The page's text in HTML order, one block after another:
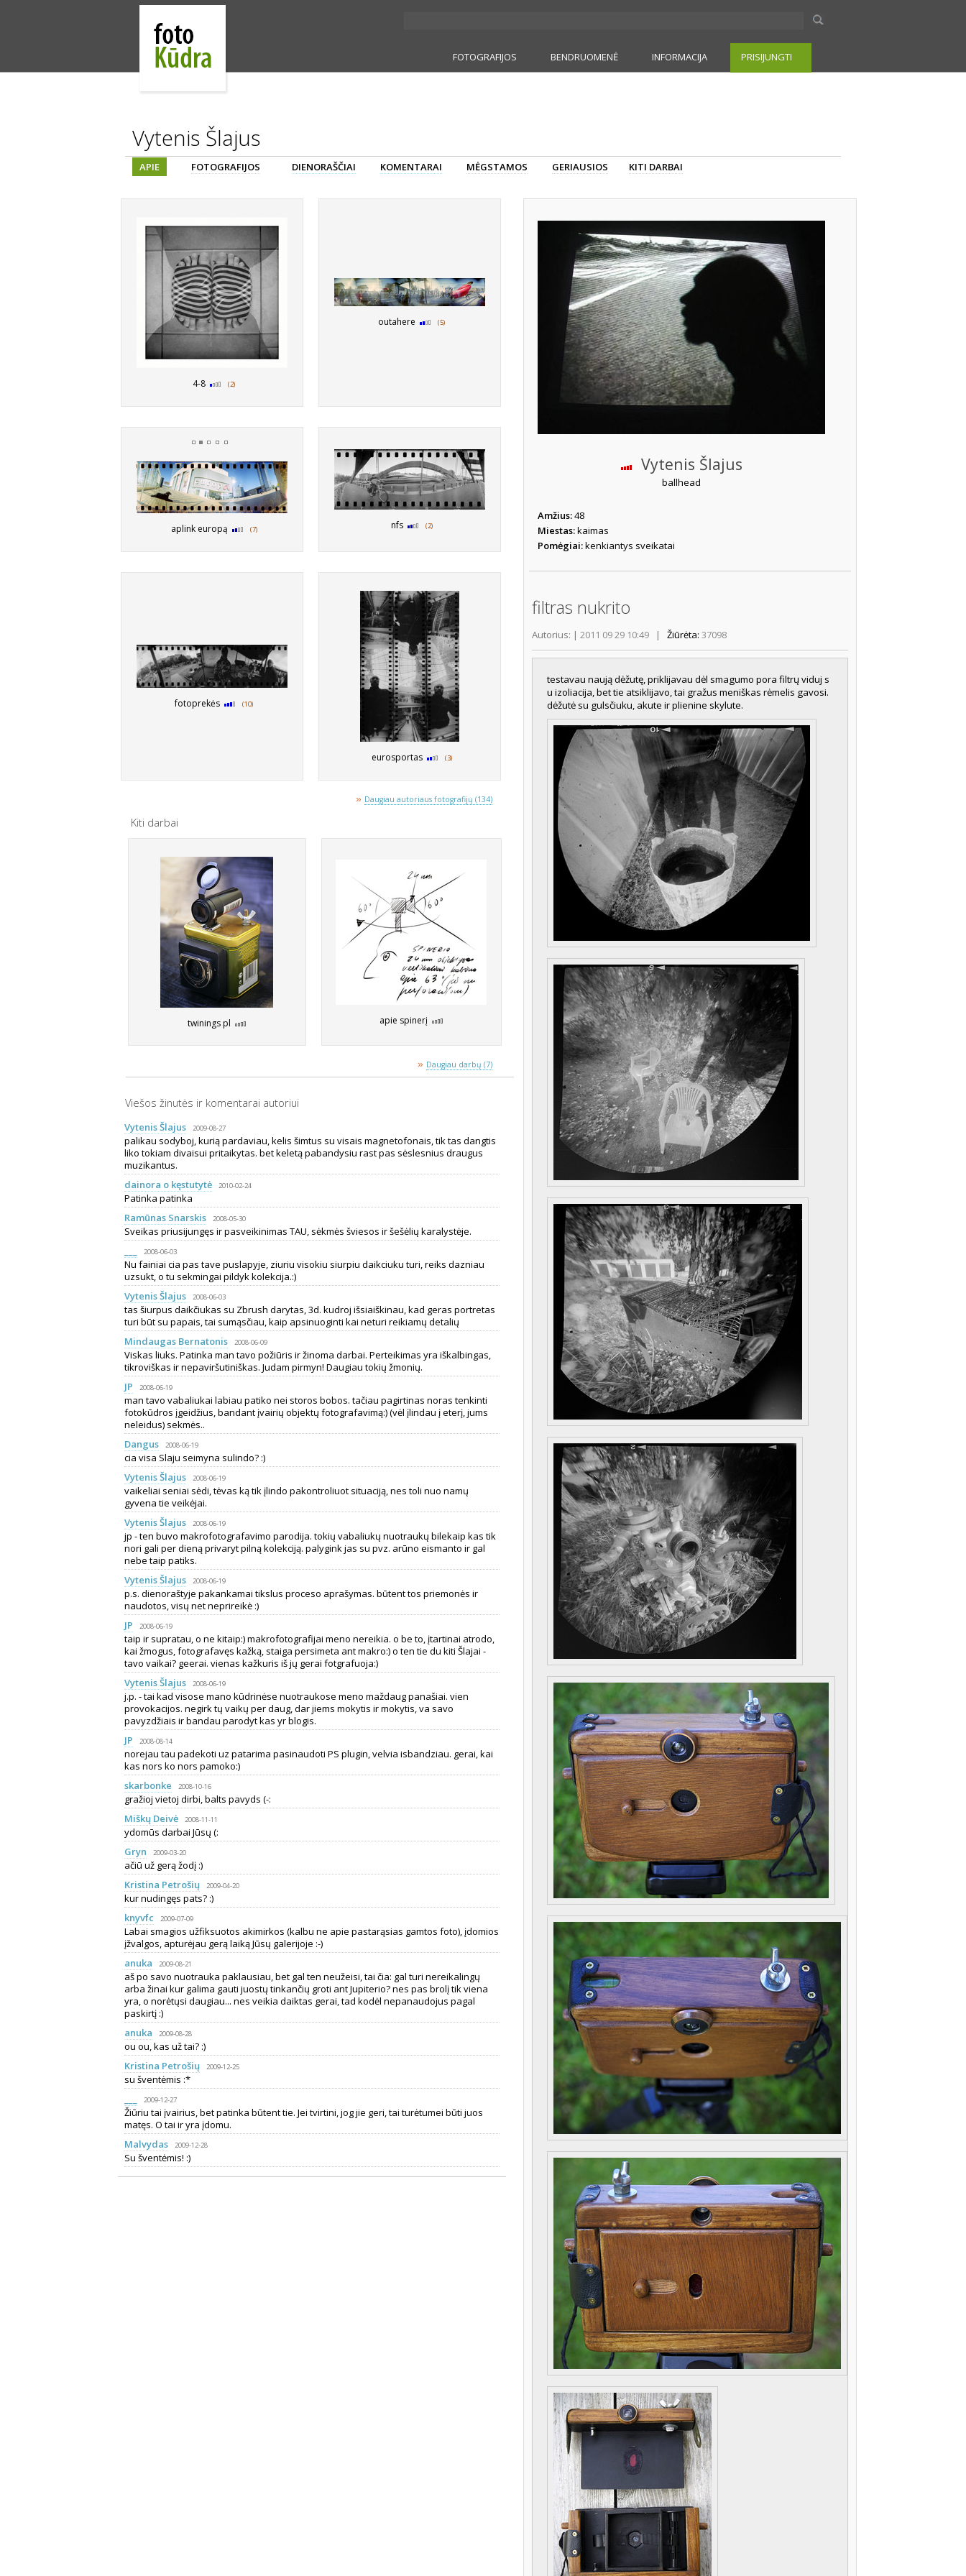
FOTOGRAFIJOS BENDRUOMENĖ INFORMACIJA PRISIJUNGTI
Vytenis Šlajus
APIE FOTOGRAFIJOS DIENORAŠČIAI KOMENTARAI MĖGSTAMOS GERIAUSIOS KITI DARBAI
4-8 (2)
outahere (5)
aplink europą (7) nfs (2)
fotoprekės (10)
eurosportas (3)
» Daugiau autoriaus fotografijų (134)
Kiti darbai
twinings pl apie spinerį
» Daugiau darbų (7)
Viešos žinutės ir komentarai autoriui
Vytenis Šlajus 2009-08-27
palikau sodyboj, kurią pardaviau, kelis šimtus su visais magnetofonais, tik tas dangtis
liko tokiam divaisui pritaikytas. bet keletą pabandysiu rast pas sėslesnius draugus
muzikantus.
dainora o kęstutytė
2010-02-24
Patinka patinka
Ramūnas Snarskis
2008-05-30
Sveikas priusijungęs ir pasveikinimas TAU, sėkmės šviesos ir šešėlių karalystėje.
2008-06-03
Nu fainiai cia pas tave puslapyje, ziuriu visokiu siurpiu daikciuku turi, reiks dazniau
uzsukt, o tu sekmingai pildyk kolekcija.:)
Vytenis Šlajus
2008-06-03
tas šiurpus daikčiukas su Zbrush darytas, 3d. kudroj išsiaiškinau, kad geras portretas
turi būt su papais, tai sumąsčiau, kaip apsinuoginti kai neturi reikiamų detalių
Mindaugas Bernatonis
2008-06-09
Viskas liuks. Patinka man tavo požiūris ir žinoma darbai. Perteikimas yra iškalbingas,
tikroviškas ir nepaviršutiniškas. Judam pirmyn! Daugiau tokių žmonių.
JP
2008-06-19
man tavo vabaliukai labiau patiko nei storos bobos. tačiau pagirtinas noras tenkinti
fotokūdros įgeidžius, bandant įvairių objektų fotografavimą:) (vėl įlindau į eterį, jums
neleidus) sekmės..
Dangus
2008-06-19
cia visa Slaju seimyna sulindo? :)
Vytenis Šlajus
2008-06-19
vaikeliai seniai sėdi, tėvas ką tik įlindo pakontroliuot situaciją, nes toli nuo namų
gyvena tie veikėjai.
Vytenis Šlajus
2008-06-19
jp - ten buvo makrofotografavimo parodija. tokių vabaliukų nuotraukų bilekaip kas tik
nori gali per dieną privaryt pilną kolekciją. palygink jas su pvz. arūno eismanto ir gal
nebe taip patiks.
Vytenis Šlajus
2008-06-19
p.s. dienoraštyje pakankamai tikslus proceso aprašymas. būtent tos priemonės ir
naudotos, visų net neprireikė :)
JP
2008-06-19
taip ir supratau, o ne kitaip:) makrofotografijai meno nereikia. o be to, įtartinai atrodo,
kai žmogus, fotografavęs kažką, staiga persimeta ant makro:) o ten tie du kiti Šlajai -
tavo vaikai? geerai. vienas kažkuris iš jų gerai fotgrafuoja:)
Vytenis Šlajus
2008-06-19
j.p. - tai kad visose mano kūdrinėse nuotraukose meno maždaug panašiai. vien
provokacijos. negirk tų vaikų per daug, dar jiems mokytis ir mokytis, va savo
pavyzdžiais ir bandau parodyt kas yr blogis.
JP
2008-08-14
norejau tau padekoti uz patarima pasinaudoti PS plugin, velvia isbandziau. gerai, kai
kas nors ko nors pamoko:)
skarbonke
2008-10-16
gražioj vietoj dirbi, balts pavyds (-:
Miškų Deivė
2008-11-11
ydomūs darbai Jūsų (:
Gryn
2009-03-20
ačiū už gerą žodį :)
Kristina Petrošių
2009-04-20
kur nudingęs pats? :)
knyvfc
2009-07-09
Labai smagios užfiksuotos akimirkos (kalbu ne apie pastarąsias gamtos foto), įdomios
įžvalgos, apturėjau gerą laiką Jūsų galerijoje :-)
anuka
2009-08-21
aš po savo nuotrauka paklausiau, bet gal ten neužeisi, tai čia: gal turi nereikalingų
arba žinai kur galima gauti juostų tinkančių groti ant Jupiterio? nes pas brolį tik viena
yra, o norėtųsi daugiau... nes veikia daiktas gerai, tad kodėl nepanaudojus pagal
paskirtį :)
anuka
2009-08-28
ou ou, kas už tai? :)
Kristina Petrošių
2009-12-25
su šventėmis :*
2009-12-27
Žiūriu tai įvairius, bet patinka būtent tie. Jei tvirtini, jog jie geri, tai turėtumei būti juos
matęs. O tai ir yra įdomu.
Malvydas
2009-12-28
Su šventėmis! :)
Vytenis Šlajus
ballhead
Amžius:48
Miestas:kaimas
Pomėgiai:kenkiantys sveikatai
filtras nukrito
Autorius: | 2011 09 29 10:49 | Žiūrėta: 37098
testavau naują dėžutę, priklijavau dėl smagumo pora filtrų viduj s
u izoliacija, bet tie atsiklijavo, tai gražus meniškas rėmelis gavosi.
dėžutė su gulsčiuku, akute ir plienine skylute.